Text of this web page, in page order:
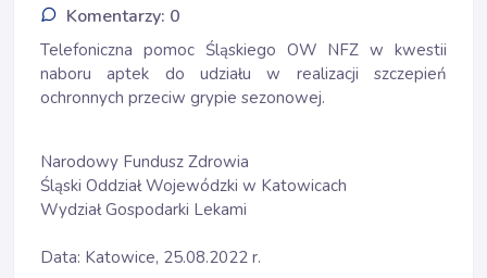
Komentarzy: 0
Telefoniczna pomoc Śląskiego OW NFZ w kwestii
naboru aptek do udziału w realizacji szczepień
ochronnych przeciw grypie sezonowej.
Narodowy Fundusz Zdrowia
Śląski Oddział Wojewódzki w Katowicach
Wydział Gospodarki Lekami
Data: Katowice, 25.08.2022 r.